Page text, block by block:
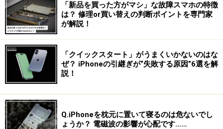
3. iPhoneに登録した交通系ICカードを利用する方法
1. iPhoneにSuicaを登録する方法
まずは、iPhoneにSuicaを登録する方法について解説しま
す。
・「ウォレット」アプリを起動
「新品を買った方がマシ」な故障スマホの特徴
は？ 修理or買い替えの判断ポイントを専門家
が解説！
「クイックスタート」がうまくいかないのはな
ぜ？ iPhoneの引継ぎが“失敗する原因”6選を解
説！
Q.iPhoneを枕元に置いて寝るのは危ないでし
ょうか？ 電磁波の影響が心配です……